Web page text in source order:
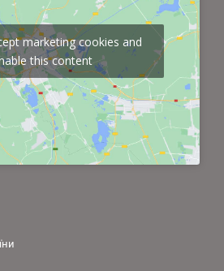
marketing cookies and
this content